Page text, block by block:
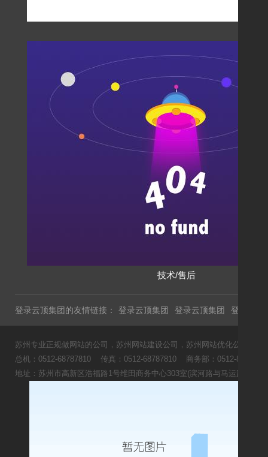
技术/售后
登录云顶集团的友情链接： 登录云顶集团 登录云顶集团 登录云顶
苏州专业正规做网站的公司，苏州网站建设公司，苏州网站优化公司，
总机：0512-68787810 传真：0512-68787810 商务部：0512-
地址：苏州市高新区浩福路1号维田商务中心303室(滨河路与马运路交叉